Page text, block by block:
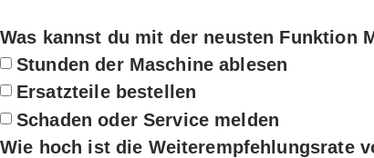
Was kannst du mit der neusten Funktion
Stunden der Maschine ablesen
Ersatzteile bestellen
Schaden oder Service melden
Wie hoch ist die Weiterempfehlungsrate